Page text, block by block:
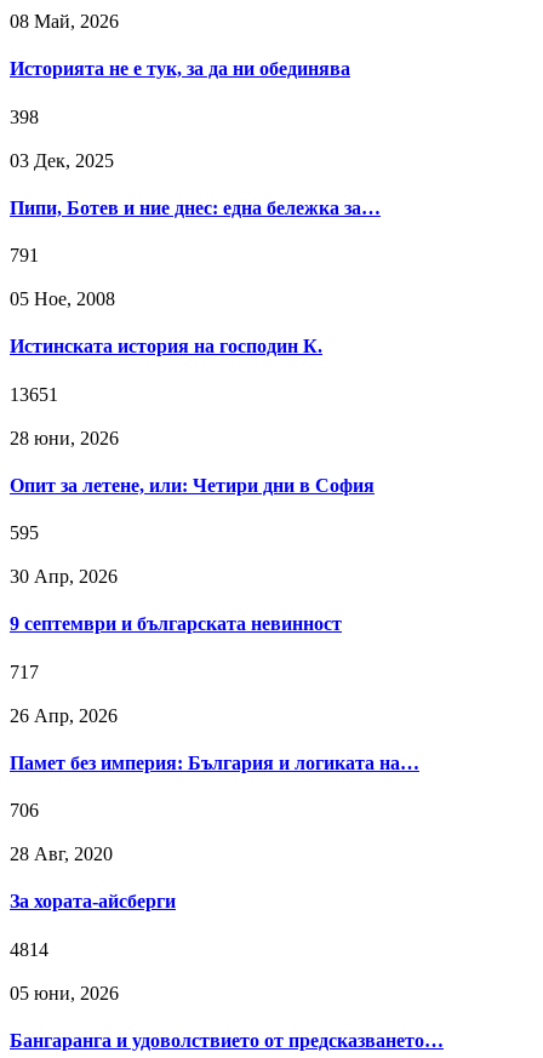
08 Май, 2026
Историята не е тук, за да ни обединява
398
03 Дек, 2025
Пипи, Ботев и ние днес: една бележка за…
791
05 Ное, 2008
Истинската история на господин К.
13651
28 юни, 2026
Опит за летене, или: Четири дни в София
595
30 Апр, 2026
9 септември и българската невинност
717
26 Апр, 2026
Памет без империя: България и логиката на…
706
28 Авг, 2020
За хората-айсберги
4814
05 юни, 2026
Бангаранга и удоволствието от предсказването…